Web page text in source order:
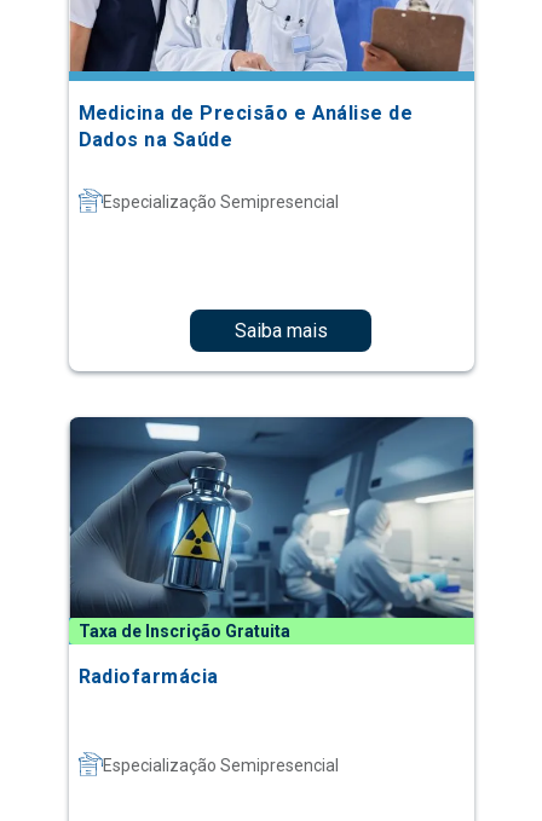
Medicina de Precisão e Análise de
Dados na Saúde
Especialização Semipresencial
Saiba mais
Taxa de Inscrição Gratuita
Radiofarmácia
Especialização Semipresencial